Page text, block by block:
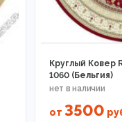
Круглый Ковер
1060 (Бельгия)
от 3500